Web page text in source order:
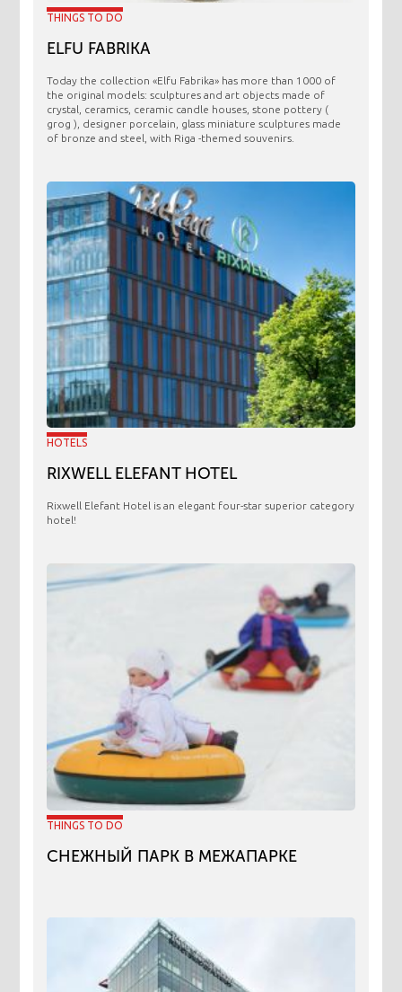
THINGS TO DO
ELFU FABRIKA
Today the collection «Elfu Fabrika» has more than 1000 of
the original models: sculptures and art objects made ​​of
crystal, ceramics, ceramic candle houses, stone pottery (
grog ), designer porcelain, glass miniature sculptures made
of bronze and steel, with Riga -themed souvenirs.
HOTELS
RIXWELL ELEFANT HOTEL
Rixwell Elefant Hotel is an elegant four-star superior category
hotel!
THINGS TO DO
СНЕЖНЫЙ ПАРК В МЕЖАПАРКЕ